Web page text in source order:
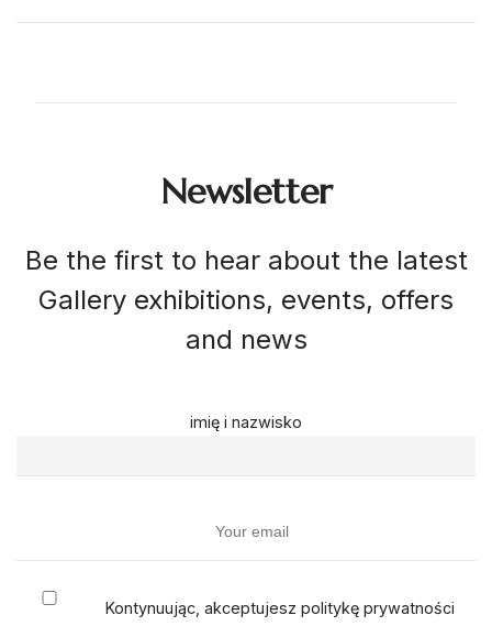
Newsletter
Be the first to hear about the latest
Gallery exhibitions, events, offers
and news
imię i nazwisko
Kontynuując, akceptujesz politykę prywatności